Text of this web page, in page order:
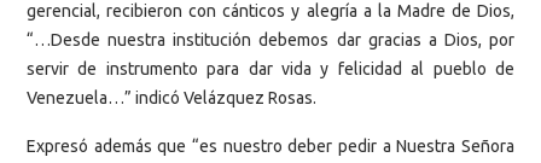
gerencial, recibieron con cánticos y alegría a la Madre de Dios,
“…Desde nuestra institución debemos dar gracias a Dios, por
servir de instrumento para dar vida y felicidad al pueblo de
Venezuela…” indicó Velázquez Rosas.
Expresó además que “es nuestro deber pedir a Nuestra Señora